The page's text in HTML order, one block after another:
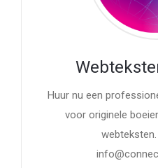
Huur nu een
voor originele